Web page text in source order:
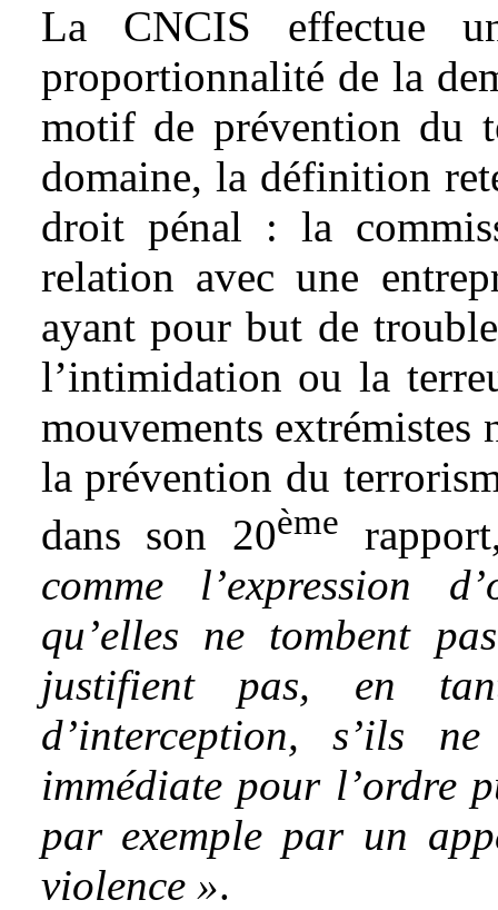
La CNCIS effectue
proportionnalité de la
motif de prévention du
domaine, la définition
droit pénal : la
relation avec une
ayant pour but de
l’intimidation ou la
mouvements extrémistes
la prévention du
dans son 20ème
comme l’expression
qu’elles ne tombent
justifient pas, en
d’interception, s’ils
immédiate pour l’ordre
par exemple par un
violence ».